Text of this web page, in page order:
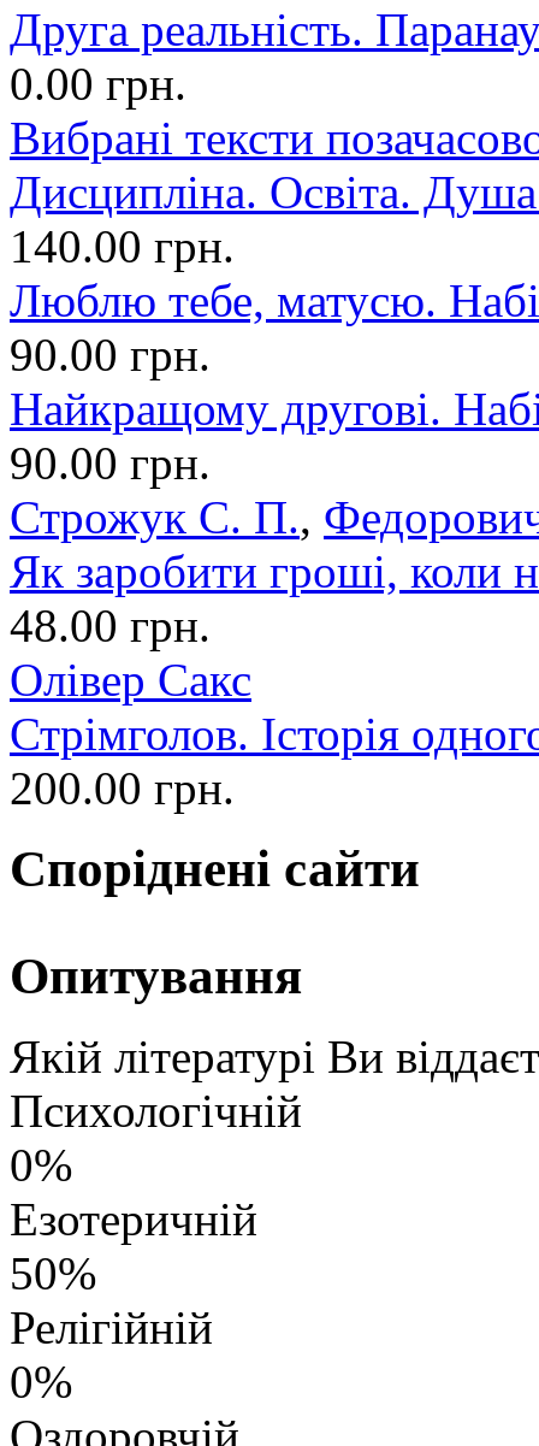
Друга реальність.
0.00 грн.
Вибрані тексти
Дисципліна. Освіта.
140.00 грн.
Люблю тебе, матусю.
90.00 грн.
Найкращому другові.
90.00 грн.
Строжук С. П.,
Як заробити гроші, коли
48.00 грн.
Олівер Сакс
Стрімголов. Історія
200.00 грн.
Споріднені сайти
Опитування
Якій літературі Ви
Психологічній
0%
Езотеричній
50%
Релігійній
0%
Оздоровчій